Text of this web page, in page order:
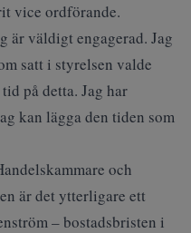
vice ordförande.
är väldigt engagerad. Jag
satt i styrelsen valde
på detta. Jag har
kan lägga den tiden som
och
är det ytterligare ett
– bostadsbristen i